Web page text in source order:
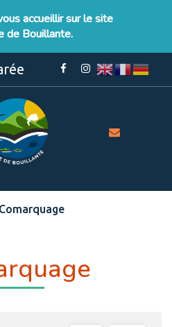
accueillir sur le site
de Bouillante.
Lien
Facebook
Lien
Instagram
Site
officiel
de
de
Comarquage